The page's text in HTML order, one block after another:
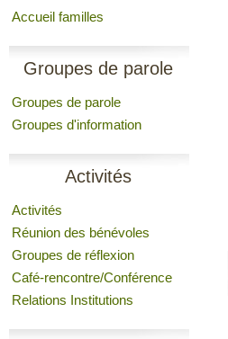
Accueil familles
Groupes de parole
Groupes de parole
Groupes d'information
Activités
Activités
Réunion des bénévoles
Groupes de réflexion
Café-rencontre/Conférence
Relations Institutions